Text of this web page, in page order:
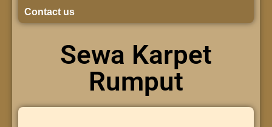
Contact us
Sewa Karpet
Rumput